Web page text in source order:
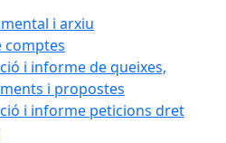
i arxiu
comptes
i informe de queixes,
i propostes
i informe peticions dret